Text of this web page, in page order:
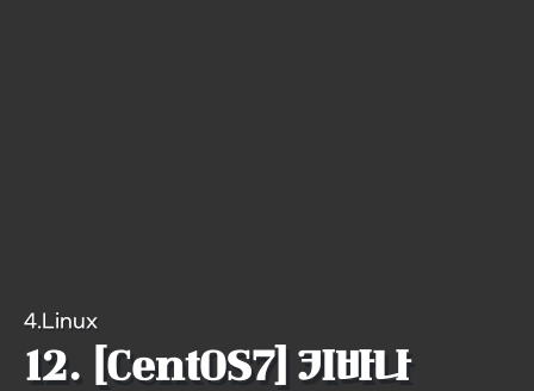
4.Linux
12. [CentOS7] 키바나